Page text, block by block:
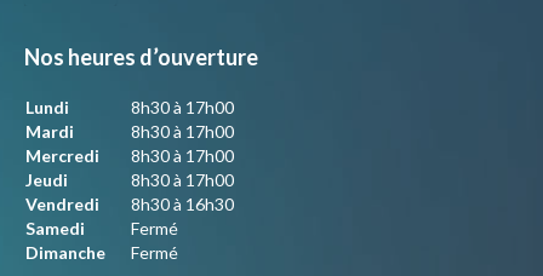
Nos heures d’ouverture
Lundi
8h30 à 17h00
Mardi
8h30 à 17h00
Mercredi
8h30 à 17h00
Jeudi
8h30 à 17h00
Vendredi
8h30 à 16h30
Samedi
Fermé
Dimanche
Fermé